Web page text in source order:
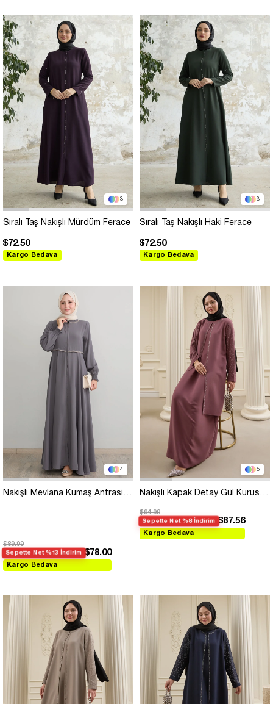
3
Sıralı Taş Nakışlı Mürdüm Ferace
$72.50
Kargo Bedava
3
Sıralı Taş Nakışlı Haki Ferace
$72.50
Kargo Bedava
4
Nakışlı Mevlana Kumaş Antrasit Ferace
$89.99
Sepette Net %13 İndirim $78.00
Kargo Bedava
5
Nakışlı Kapak Detay Gül Kurusu Ferace
$94.99
Sepette Net %8 İndirim $87.56
Kargo Bedava